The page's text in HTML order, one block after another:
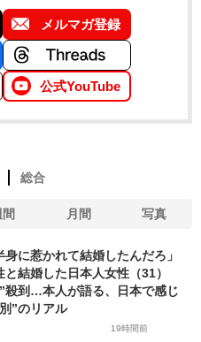
メルマガ登録
公式YouTube
総合
月間 写真
身に惹かれて結婚したんだろ」
結婚した日本人女性（31）
殺到…本人が語る、日本で感じ
”のリアル
19時間前